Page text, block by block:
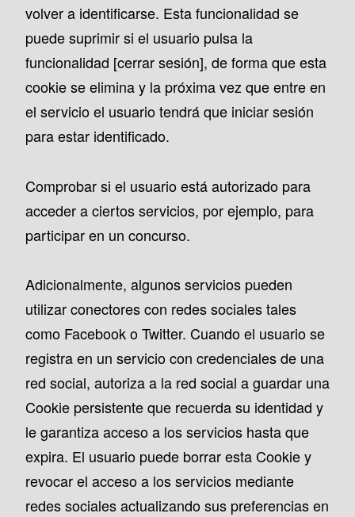
volver a identificarse. Esta funcionalidad se
puede suprimir si el usuario pulsa la
funcionalidad [cerrar sesión], de forma que esta
cookie se elimina y la próxima vez que entre en
el servicio el usuario tendrá que iniciar sesión
para estar identificado.
Comprobar si el usuario está autorizado para
acceder a ciertos servicios, por ejemplo, para
participar en un concurso.
Adicionalmente, algunos servicios pueden
utilizar conectores con redes sociales tales
como Facebook o Twitter. Cuando el usuario se
registra en un servicio con credenciales de una
red social, autoriza a la red social a guardar una
Cookie persistente que recuerda su identidad y
le garantiza acceso a los servicios hasta que
expira. El usuario puede borrar esta Cookie y
revocar el acceso a los servicios mediante
redes sociales actualizando sus preferencias en